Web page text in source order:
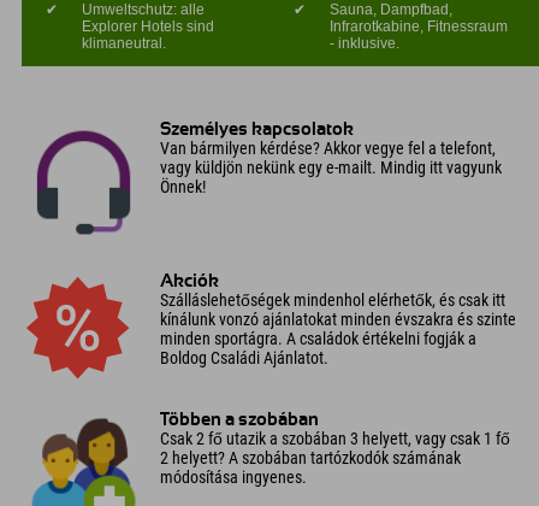
✔
Umweltschutz: alle
Explorer Hotels sind
klimaneutral.
✔
Sauna, Dampfbad,
Infrarotkabine, Fitnessraum
- inklusive.
Személyes kapcsolatok
Van bármilyen kérdése? Akkor vegye fel a telefont,
vagy küldjön nekünk egy e-mailt. Mindig itt vagyunk
Önnek!
Akciók
Szálláslehetőségek mindenhol elérhetők, és csak itt
kínálunk vonzó ajánlatokat minden évszakra és szinte
minden sportágra. A családok értékelni fogják a
Boldog Családi Ajánlatot.
Többen a szobában
Csak 2 fő utazik a szobában 3 helyett, vagy csak 1 fő
2 helyett? A szobában tartózkodók számának
módosítása ingyenes.